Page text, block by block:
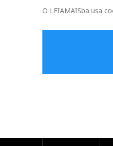
O LEIAMAISba usa